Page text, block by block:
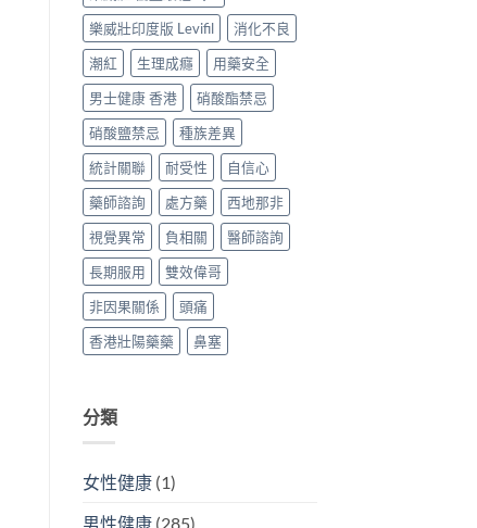
略〉
中
樂威壯印度版 Levifil
消化不良
潮紅
生理成癮
用藥安全
男士健康 香港
硝酸酯禁忌
硝酸鹽禁忌
種族差異
統計關聯
耐受性
自信心
藥師諮詢
處方藥
西地那非
視覺異常
負相關
醫師諮詢
長期服用
雙效偉哥
非因果關係
頭痛
香港壯陽藥藥
鼻塞
分類
女性健康(1)
男性健康(285)